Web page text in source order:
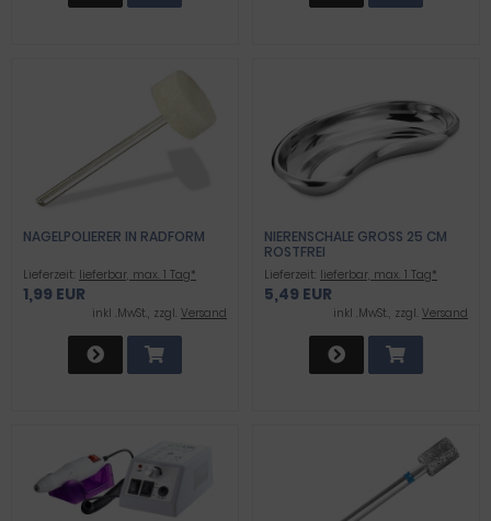
NAGELPOLIERER IN RADFORM
Lieferzeit: lieferbar, max. 1 Tag*
1,99 EUR
inkl .MwSt., zzgl. Versand
NIERENSCHALE GROSS 25 CM R
OSTFREI
Lieferzeit: lieferbar, max. 1 Tag*
5,49 EUR
inkl .MwSt., zzgl. Versand